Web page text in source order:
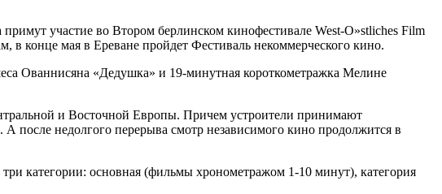
участие во Втором берлинском кинофестивале West-O»stliches Film
конце мая в Ереване пройдет Фестиваль некоммерческого кино.
Ованнисяна «Дедушка» и 19-минутная короткометражка Мелине
и Восточной Европы. Причем устроители принимают
после недолгого перерыва смотр независимого кино продолжится в
категории: основная (фильмы хронометражом 1-10 минут), категория